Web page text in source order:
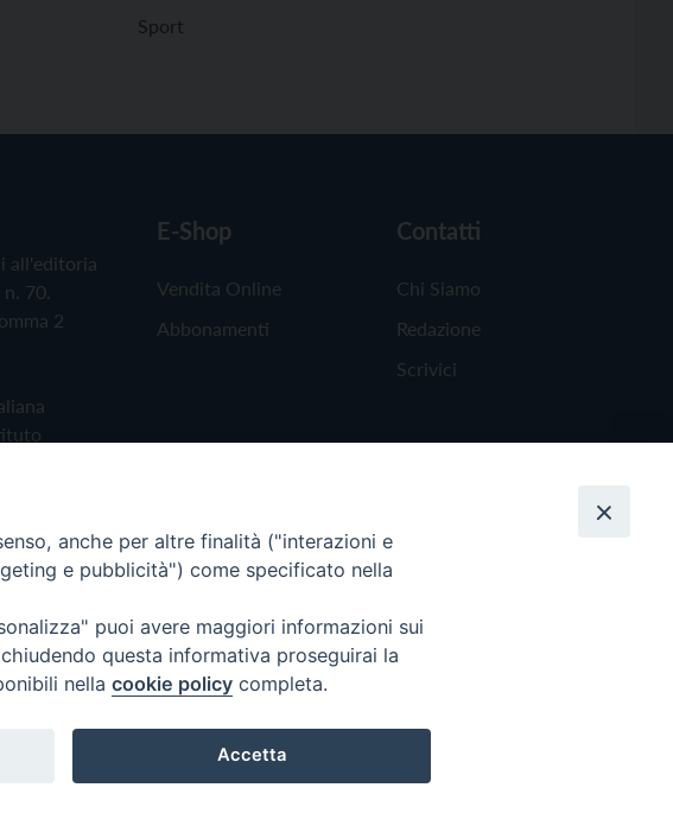
Sport
all'editoria
70.
2
E-Shop
Vendita Online
Abbonamenti
Contatti
Chi Siamo
Redazione
Scrivici
anche per altre finalità ("interazioni e
e pubblicità") come specificato nella
puoi avere maggiori informazioni sui
questa informativa proseguirai la
nella cookie policy completa.
Accetta